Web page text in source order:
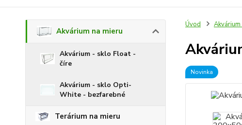
Akvárium na mieru
Akvárium - sklo Float -
číre
Akvárium - sklo Opti-
White - bezfarebné
Terárium na mieru
Úvod Akvárium
Novinka